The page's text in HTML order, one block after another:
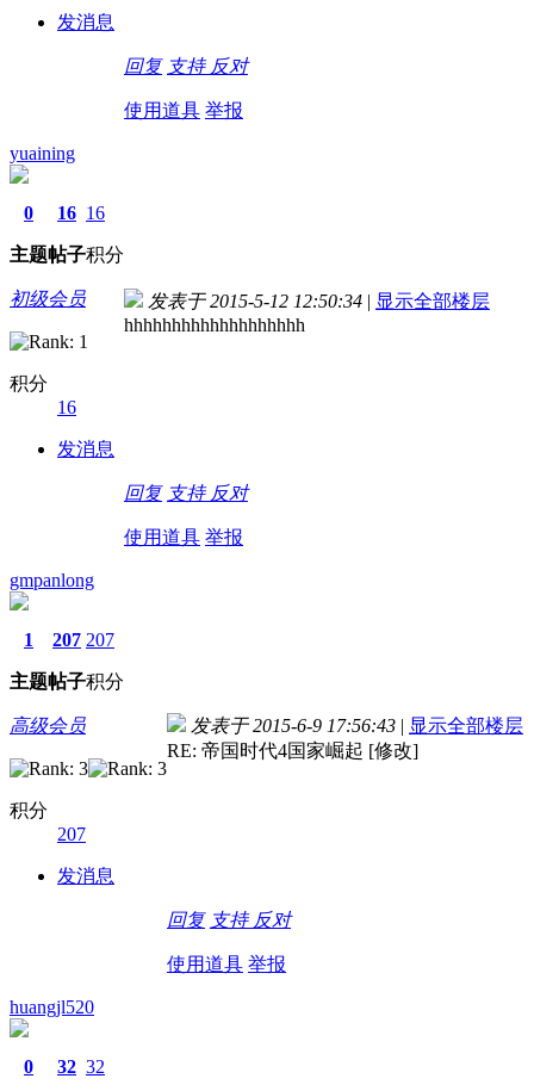
发消息
回复 支持 反对
使用道具 举报
yuaining
0
主题
16
帖子
16
积分
初级会员
积分
16
发消息
发表于 2015-5-12 12:50:34 | 显示全部楼层
hhhhhhhhhhhhhhhhhhh
回复 支持 反对
使用道具 举报
gmpanlong
1
主题
207
帖子
207
积分
高级会员
积分
207
发消息
发表于 2015-6-9 17:56:43 | 显示全部楼层
RE: 帝国时代4国家崛起 [修改]
回复 支持 反对
使用道具 举报
huangjl520
0 32 32